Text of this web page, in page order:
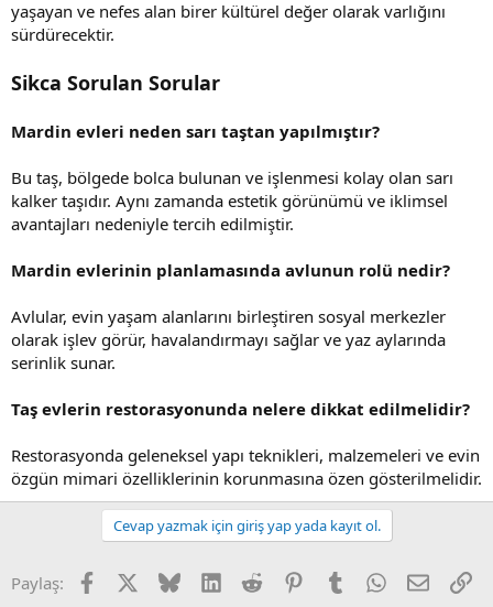
yaşayan ve nefes alan birer kültürel değer olarak varlığını
sürdürecektir.
Sikca Sorulan Sorular
Mardin evleri neden sarı taştan yapılmıştır?
Bu taş, bölgede bolca bulunan ve işlenmesi kolay olan sarı
kalker taşıdır. Aynı zamanda estetik görünümü ve iklimsel
avantajları nedeniyle tercih edilmiştir.
Mardin evlerinin planlamasında avlunun rolü nedir?
Avlular, evin yaşam alanlarını birleştiren sosyal merkezler
olarak işlev görür, havalandırmayı sağlar ve yaz aylarında
serinlik sunar.
Taş evlerin restorasyonunda nelere dikkat edilmelidir?
Restorasyonda geleneksel yapı teknikleri, malzemeleri ve evin
özgün mimari özelliklerinin korunmasına özen gösterilmelidir.
Cevap yazmak için giriş yap yada kayıt ol.
Paylaş: FacebookX (Twitter)
BlueskyLinkedInReddit PinterestTumblr WhatsApp
E-posta